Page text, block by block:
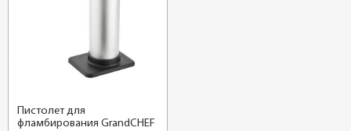
Пистолет для
фламбирования GrandCHEF